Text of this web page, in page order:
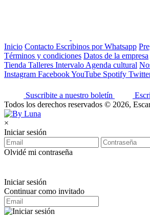
Inicio Contacto Escribinos por Whatsapp
Términos y condiciones Datos de la empresa
Tienda Talleres Intervalo Agenda cultural
Instagram FacebookYouTube Spotify
Suscribite a nuestro boletín
Todos los derechos reservados © 2026,
×
Iniciar sesión
Olvidé mi contraseña
Iniciar sesión
Continuar como invitado